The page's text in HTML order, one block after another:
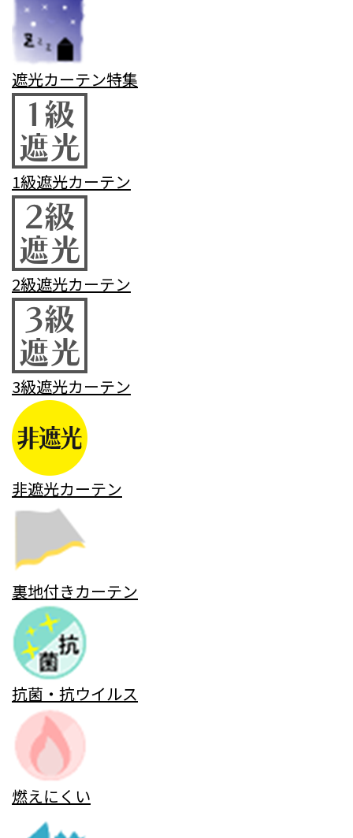
遮光カーテン特集
1級遮光カーテン
2級遮光カーテン
3級遮光カーテン
非遮光カーテン
裏地付きカーテン
抗菌・抗ウイルス
燃えにくい